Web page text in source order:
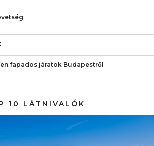
fapados járatok Budapestről
10 LÁTNIVALÓK